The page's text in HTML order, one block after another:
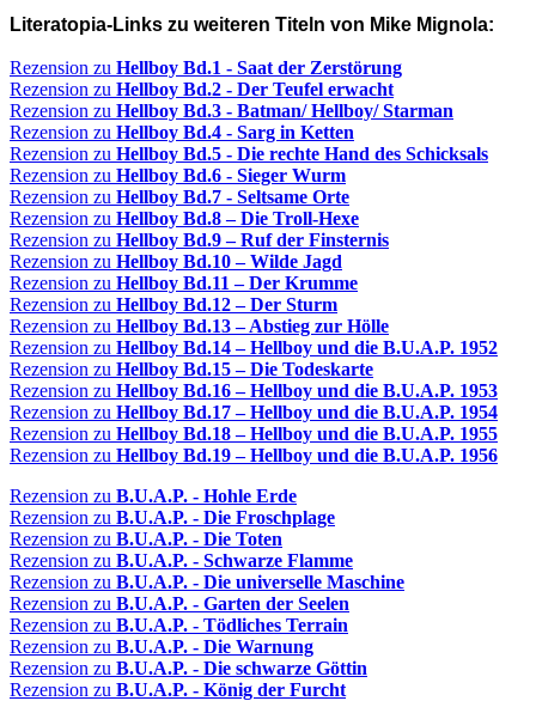
Literatopia-Links zu weiteren Titeln von Mike Mignola:
Rezension zu Hellboy Bd.1 - Saat der Zerstörung
Rezension zu Hellboy Bd.2 - Der Teufel erwacht
Rezension zu Hellboy Bd.3 - Batman/ Hellboy/ Starman
Rezension zu Hellboy Bd.4 - Sarg in Ketten
Rezension zu Hellboy Bd.5 - Die rechte Hand des Schicksals
Rezension zu Hellboy Bd.6 - Sieger Wurm
Rezension zu Hellboy Bd.7 - Seltsame Orte
Rezension zu Hellboy Bd.8 – Die Troll-Hexe
Rezension zu Hellboy Bd.9 – Ruf der Finsternis
Rezension zu Hellboy Bd.10 – Wilde Jagd
Rezension zu Hellboy Bd.11 – Der Krumme
Rezension zu Hellboy Bd.12 – Der Sturm
Rezension zu Hellboy Bd.13 – Abstieg zur Hölle
Rezension zu Hellboy Bd.14 – Hellboy und die B.U.A.P. 1952
Rezension zu Hellboy Bd.15 – Die Todeskarte
Rezension zu Hellboy Bd.16 – Hellboy und die B.U.A.P. 1953
Rezension zu Hellboy Bd.17 – Hellboy und die B.U.A.P. 1954
Rezension zu Hellboy Bd.18 – Hellboy und die B.U.A.P. 1955
Rezension zu Hellboy Bd.19 – Hellboy und die B.U.A.P. 1956
Rezension zu B.U.A.P. - Hohle Erde
Rezension zu B.U.A.P. - Die Froschplage
Rezension zu B.U.A.P. - Die Toten
Rezension zu B.U.A.P. - Schwarze Flamme
Rezension zu B.U.A.P. - Die universelle Maschine
Rezension zu B.U.A.P. - Garten der Seelen
Rezension zu B.U.A.P. - Tödliches Terrain
Rezension zu B.U.A.P. - Die Warnung
Rezension zu B.U.A.P. - Die schwarze Göttin
Rezension zu B.U.A.P. - König der Furcht